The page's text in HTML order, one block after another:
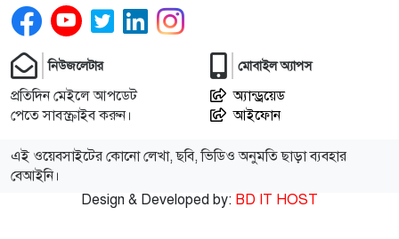
সবাইকে অব্যাহতি
রুয়েটে এসএপি-১১.০ রোডশো অনুষ্ঠিত
১৩
নগরীতে মাদকবিরোধী অভিযানে গ্রেপ্তার ১
নগরীতে বিএসটিআই’র অনুমোদনহীন দই, মিষ্টি ও ঘি
বিক্রেতাকে জরিমানা
নিউজলেটার
প্রতিদিন মেইলে আপডেট
পেতে সাবস্ক্রাইব করুন।
মোবাইল অ্যাপস
অ্যান্ড্রয়েড
আইফোন
এই ওয়েবসাইটের কোনো লেখা, ছবি, ভিডিও অনুমতি ছাড়া ব্যবহার
বেআইনি।
Design & Developed by: BD IT HOST